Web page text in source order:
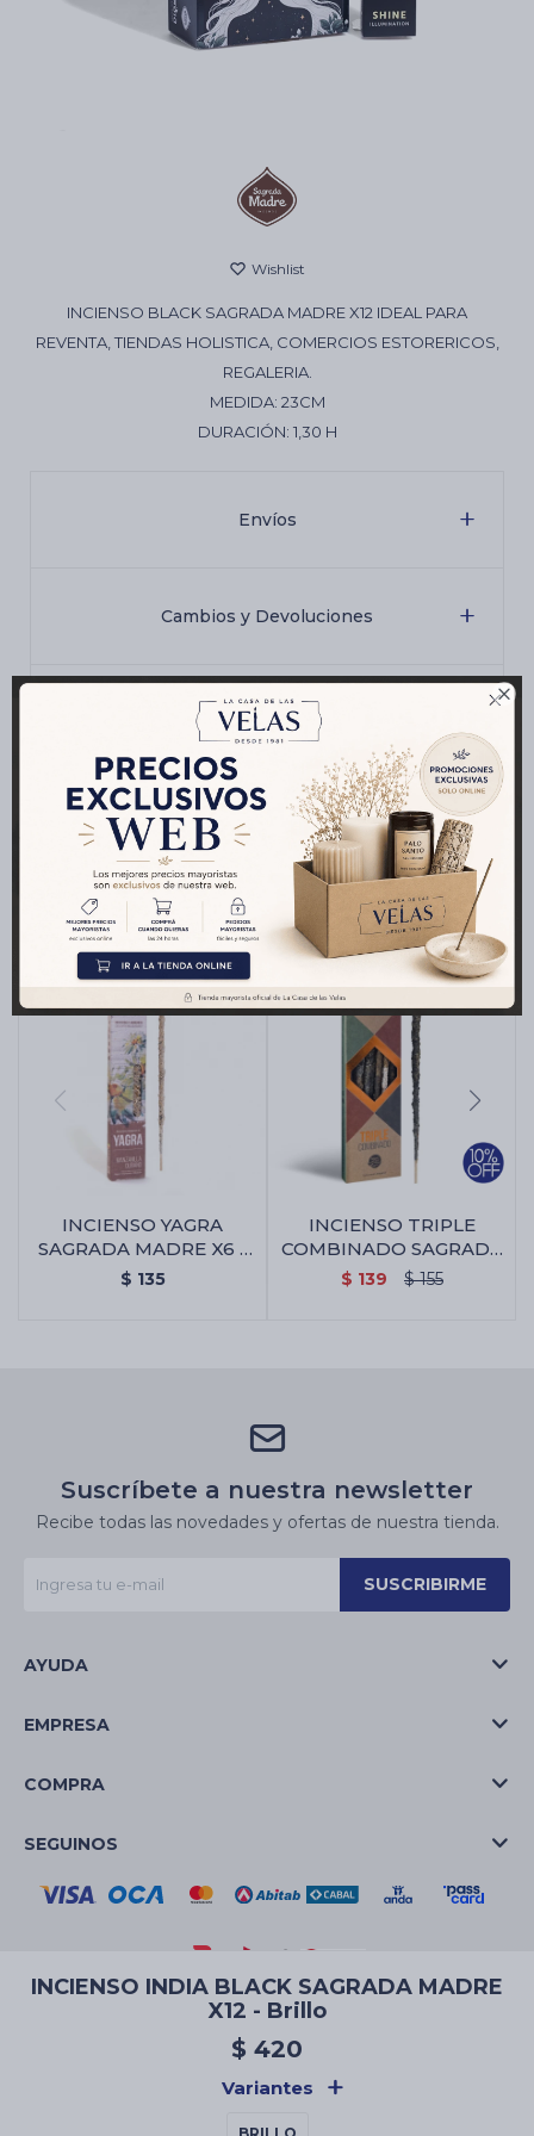

INCIENSO INDIA BLACK SAGRADA MADRE
X12 - Brillo
$ 420
Variantes
INCIENSO BLACK SAGRADA MADRE X12 IDEAL PARA
REVENTA, TIENDAS HOLISTICA, COMERCIOS ESTORERICOS,
REGALERIA.
MEDIDA: 23CM
DURACIÓN: 1,30 H
Envíos
Cambios y Devoluciones
Medios de pago
Productos que te pueden interesar
INCIENSO YAGRA
SAGRADA MADRE X6 -
Manzanilla/olíbano
$ 135
INCIENSO TRIPLE
COMBINADO SAGRADA
MADRE X8 - Incienso
$ 139 $ 155
Suscríbete a nuestra newsletter
Recibe todas las novedades y ofertas de nuestra tienda.
SUSCRIBIRME
AYUDA
EMPRESA
COMPRA
SEGUINOS
© Copyright 2026 / La Casa de las Velas
Artículos Esotéricos